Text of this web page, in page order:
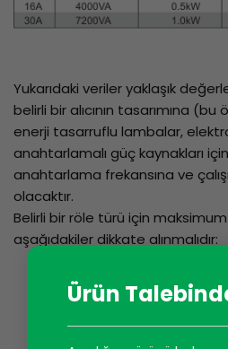
Ürün
Yukarıdaki veriler yaklaşık
belirli bir alıcının tasarımına (bu
enerji tasarruflu lambalar,
anahtarlamalı güç kaynakları
anahtarlama frekansına ve
olacaktır.
Belirli bir röle türü için
aşağıdakiler dikkate alınmalıdır:
Soğuk bir
çalışan bir
soğuk bir